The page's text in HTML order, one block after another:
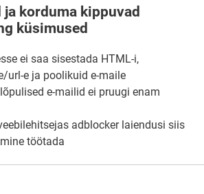
korduma kippuvad
küsimused
ei saa sisestada HTML-i,
url-e ja poolikuid e-maile
e-mailid ei pruugi enam
adblocker laiendusi siis
töötada